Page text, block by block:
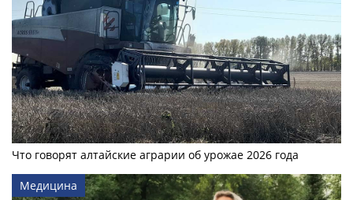
Что говорят алтайские аграрии об урожае 2026 года
Медицина